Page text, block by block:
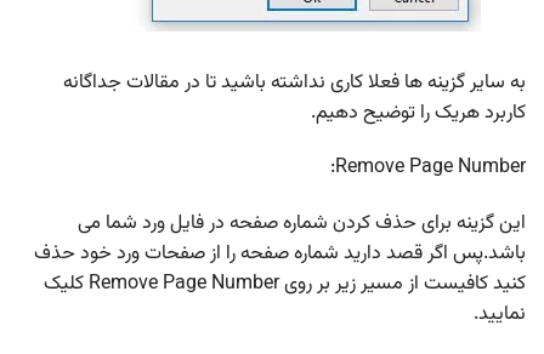
به سایر گزینه ها فعلا کاری نداشته باشید تا در مقالات جداگانه
کاربرد هریک را توضیح دهیم.
Remove Page Number:
این گزینه برای حذف کردن شماره صفحه در فایل ورد شما می
باشد.پس اگر قصد دارید شماره صفحه را از صفحات ورد خود حذف
کنید کافیست از مسیر زیر بر روی Remove Page Number کلیک
نمایید.